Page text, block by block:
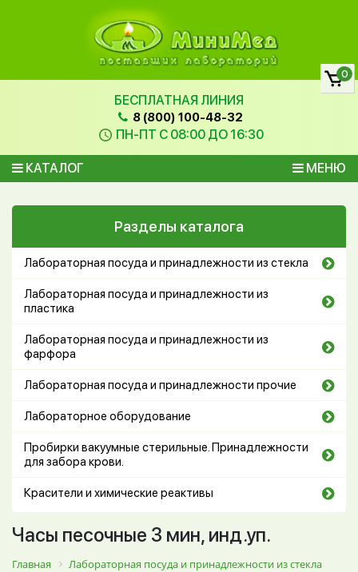
БЕСПЛАТНАЯ ЛИНИЯ
8 (800) 100-48-32
ПН-ПТ С 08:00 ДО 16:30
КАТАЛОГ МЕНЮ
0
Разделы каталога
Лабораторная посуда и принадлежности из стекла
Лабораторная посуда и принадлежности из
пластика
Лабораторная посуда и принадлежности из
фарфора
Лабораторная посуда и принадлежности прочие
Лабораторное оборудование
Пробирки вакуумные стерильные. Принадлежности
для забора крови.
Красители и химические реактивы
Часы песочные 3 мин, инд.уп.
Главная
Лабораторная посуда и принадлежности из стекла